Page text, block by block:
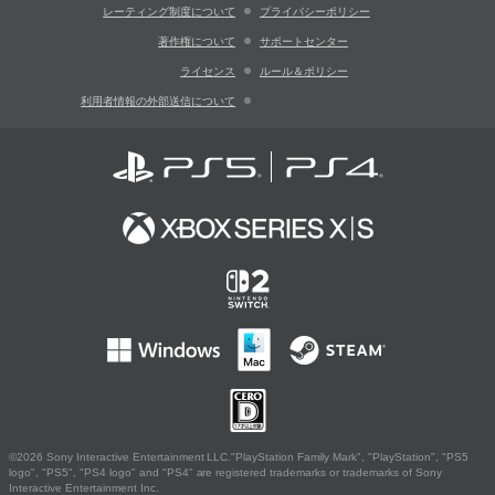
レーティング制度について プライバシーポリシー
著作権について サポートセンター
ライセンス ルール＆ポリシー
利用者情報の外部送信について
©2026 Sony Interactive Entertainment LLC."PlayStation Family Mark", "PlayStation", "PS5
logo", "PS5", "PS4 logo" and "PS4" are registered trademarks or trademarks of Sony
Interactive Entertainment Inc.